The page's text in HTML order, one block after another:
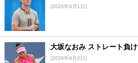
(2026年8月1日)
大坂なおみ ストレート負
(2026年8月2日)